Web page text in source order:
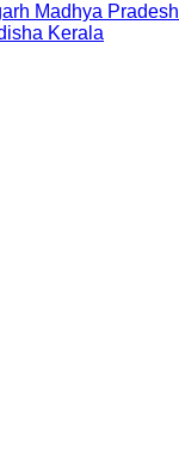
Madhya Pradesh
Kerala